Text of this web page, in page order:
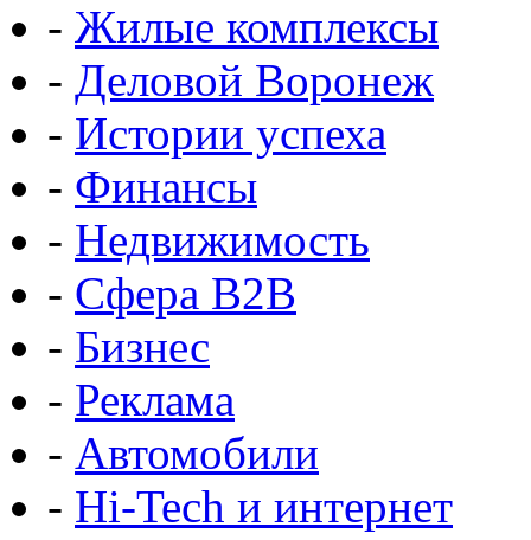
- Жилые комплексы
- Деловой Воронеж
- Истории успеха
- Финансы
- Недвижимость
- Сфера B2B
- Бизнес
- Реклама
- Автомобили
- Hi-Tech и интернет